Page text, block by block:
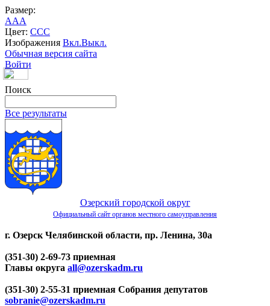
Размер:
AAA
Цвет: CCC
Изображения Вкл.Выкл.
Обычная версия сайта
Войти
Поиск
Все результаты
Озерский городской округ
Официальный сайт органов местного самоуправления
г. Озерск Челябинской области, пр. Ленина, 30а
(351-30) 2-69-73 приемная
Главы округа all@ozerskadm.ru
(351-30) 2-55-31 приемная Собрания депутатов
sobranie@ozerskadm.ru